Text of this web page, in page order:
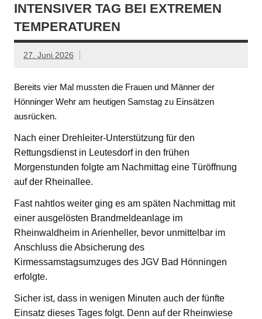
INTENSIVER TAG BEI EXTREMEN
TEMPERATUREN
27. Juni 2026
Bereits vier Mal mussten die Frauen und Männer der
Hönninger Wehr am heutigen Samstag zu Einsätzen
ausrücken.
Nach einer Drehleiter-Unterstützung für den
Rettungsdienst in Leutesdorf in den frühen
Morgenstunden folgte am Nachmittag eine Türöffnung
auf der Rheinallee.
Fast nahtlos weiter ging es am späten Nachmittag mit
einer ausgelösten Brandmeldeanlage im
Rheinwaldheim in Arienheller, bevor unmittelbar im
Anschluss die Absicherung des
Kirmessamstagsumzuges des JGV Bad Hönningen
erfolgte.
Sicher ist, dass in wenigen Minuten auch der fünfte
Einsatz dieses Tages folgt. Denn auf der Rheinwiese